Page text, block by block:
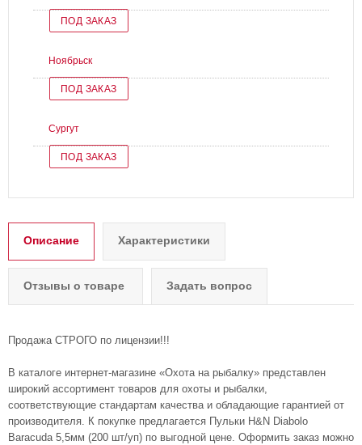
ПОД ЗАКАЗ
Ноябрьск
ПОД ЗАКАЗ
Сургут
ПОД ЗАКАЗ
Описание Характеристики
Отзывы о товаре Задать вопрос
Продажа СТРОГО по лицензии!!!
В каталоге интернет-магазине «Охота на рыбалку» представлен
широкий ассортимент товаров для охоты и рыбалки,
соответствующие стандартам качества и обладающие гарантией от
производителя. К покупке предлагается Пульки H&N Diabolo
Baracuda 5,5мм (200 шт/уп) по выгодной цене. Оформить заказ можно